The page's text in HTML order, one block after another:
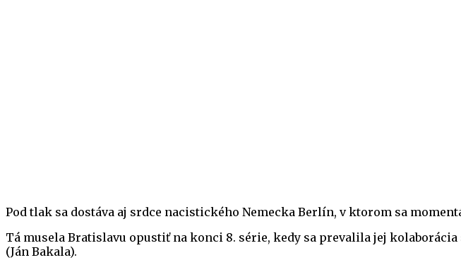
Pod tlak sa dostáva aj srdce nacistického Nemecka Berlín, v ktorom sa
Tá musela Bratislavu opustiť na konci 8. série, kedy sa prevalila jej
(Ján Bakala).